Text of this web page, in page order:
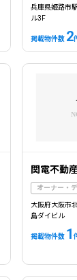
兵庫県姫路市
ル3F
掲載物件数 2
関電不動
オーナー・
大阪府大阪市
島ダイビル
掲載物件数 1